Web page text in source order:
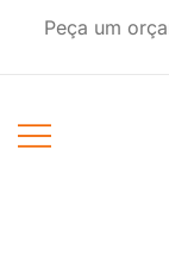
Peça um